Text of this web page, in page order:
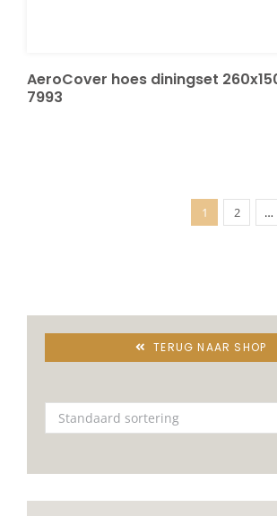
AeroCover hoes diningset
7993
1 2 …
TERUG NAAR SHOP